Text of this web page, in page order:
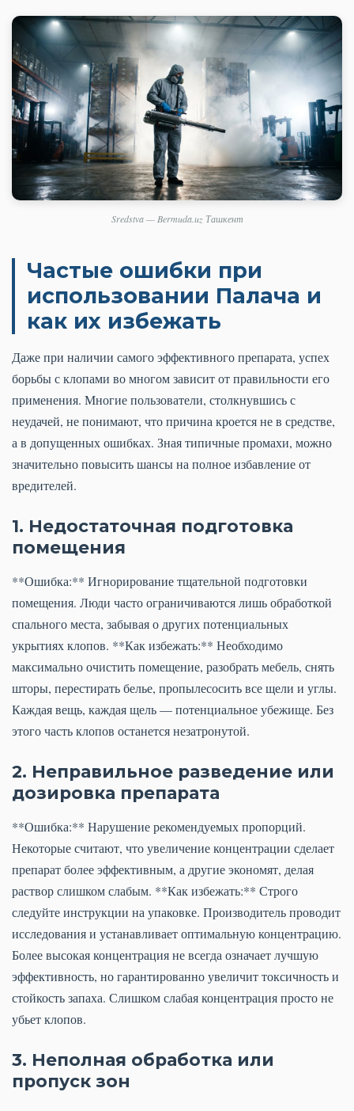
Sredstva — Bermuda.uz Ташкент
Частые ошибки при
использовании Палача и
как их избежать
Даже при наличии самого эффективного препарата, успех
борьбы с клопами во многом зависит от правильности его
применения. Многие пользователи, столкнувшись с
неудачей, не понимают, что причина кроется не в средстве,
а в допущенных ошибках. Зная типичные промахи, можно
значительно повысить шансы на полное избавление от
вредителей.
1. Недостаточная подготовка
помещения
**Ошибка:** Игнорирование тщательной подготовки
помещения. Люди часто ограничиваются лишь обработкой
спального места, забывая о других потенциальных
укрытиях клопов. **Как избежать:** Необходимо
максимально очистить помещение, разобрать мебель, снять
шторы, перестирать белье, пропылесосить все щели и углы.
Каждая вещь, каждая щель — потенциальное убежище. Без
этого часть клопов останется незатронутой.
2. Неправильное разведение или
дозировка препарата
**Ошибка:** Нарушение рекомендуемых пропорций.
Некоторые считают, что увеличение концентрации сделает
препарат более эффективным, а другие экономят, делая
раствор слишком слабым. **Как избежать:** Строго
следуйте инструкции на упаковке. Производитель проводит
исследования и устанавливает оптимальную концентрацию.
Более высокая концентрация не всегда означает лучшую
эффективность, но гарантированно увеличит токсичность и
стойкость запаха. Слишком слабая концентрация просто не
убьет клопов.
3. Неполная обработка или
пропуск зон